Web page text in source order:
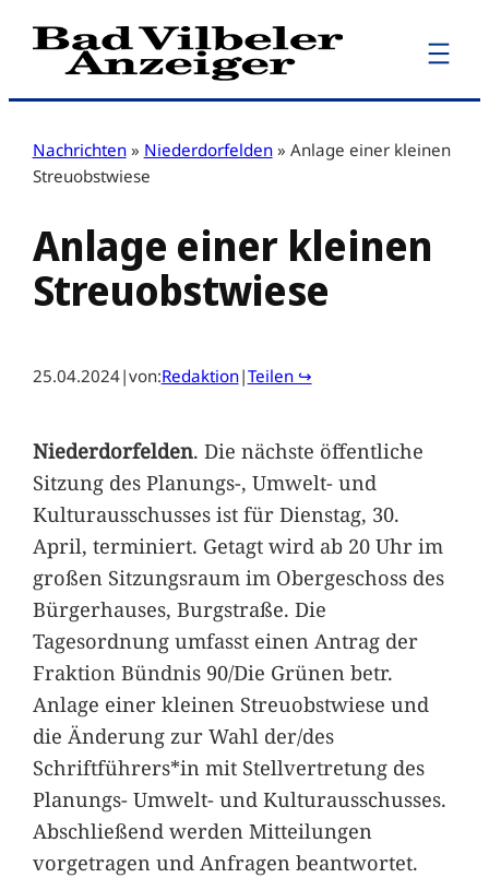
Zum
Inhalt
Nachrichten » Niederdorfelden » Anlage einer kleinen
Streuobstwiese
Anlage einer kleinen
Streuobstwiese
25.04.2024|von:Redaktion|Teilen ↪
Niederdorfelden. Die nächste öffentliche
Sitzung des Planungs-, Umwelt- und
Kulturausschusses ist für Dienstag, 30.
April, terminiert. Getagt wird ab 20 Uhr im
großen Sitzungsraum im Obergeschoss des
Bürgerhauses, Burgstraße. Die
Tagesordnung umfasst einen Antrag der
Fraktion Bündnis 90/Die Grünen betr.
Anlage einer kleinen Streuobstwiese und
die Änderung zur Wahl der/des
Schriftführers*in mit Stellvertretung des
Planungs- Umwelt- und Kulturausschusses.
Abschließend werden Mitteilungen
vorgetragen und Anfragen beantwortet.